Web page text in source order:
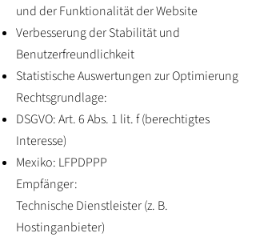
und der Funktionalität der Website
Verbesserung der Stabilität und
Benutzerfreundlichkeit
Statistische Auswertungen zur Optimierung
Rechtsgrundlage:
DSGVO: Art. 6 Abs. 1 lit. f (berechtigtes
Interesse)
Mexiko: LFPDPPP
Empfänger:
Technische Dienstleister (z. B.
Hostinganbieter)